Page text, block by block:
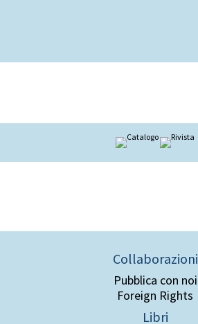
Collaborazioni
Pubblica con noi
Foreign Rights
Libri